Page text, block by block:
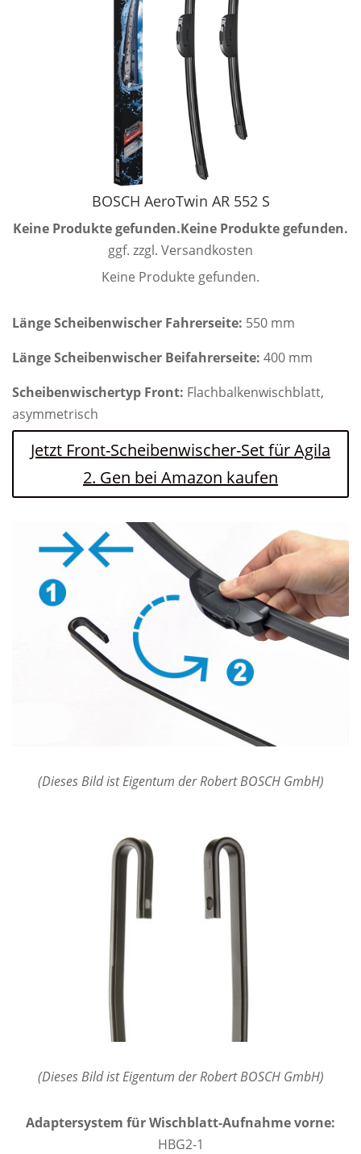
BOSCH AeroTwin AR 552 S
Keine Produkte gefunden.Keine Produkte gefunden.
ggf. zzgl. Versandkosten
Keine Produkte gefunden.
Länge Scheibenwischer Fahrerseite: 550 mm
Länge Scheibenwischer Beifahrerseite: 400 mm
Scheibenwischertyp Front: Flachbalkenwischblatt,
asymmetrisch
Jetzt Front-Scheibenwischer-Set für Agila
2. Gen bei Amazon kaufen
(Dieses Bild ist Eigentum der Robert BOSCH GmbH)
(Dieses Bild ist Eigentum der Robert BOSCH GmbH)
Adaptersystem für Wischblatt-Aufnahme vorne:
HBG2-1